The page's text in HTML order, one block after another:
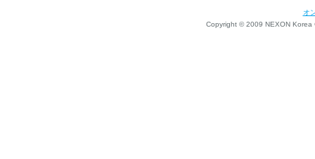
オ
Copyright © 2009 NEXON Korea